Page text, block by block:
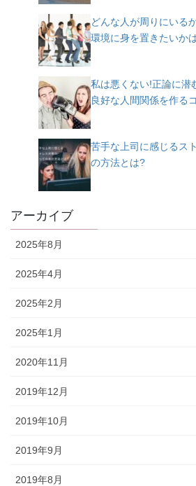
どんな人が周りにいる
環境に身を置きたいか
私は悪くない!正論に潜
良好な人間関係を作る
苦手な上司に感じるス
の方法とは?
アーカイブ
2025年8月
2025年4月
2025年2月
2025年1月
2020年11月
2019年12月
2019年10月
2019年9月
2019年8月